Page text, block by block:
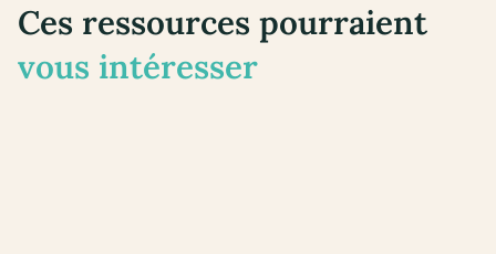
Ces ressources pourraient
vous intéresser